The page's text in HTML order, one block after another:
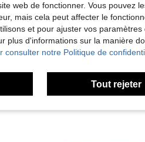
4,03€
web de fonctionner. Vous pouvez
mais cela peut affecter le
et pour ajuster vos paramètres
plus d'informations sur la manière
consulter notre Politique de
Tout rejeter